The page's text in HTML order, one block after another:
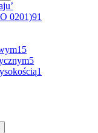
0201)91
15
5
1